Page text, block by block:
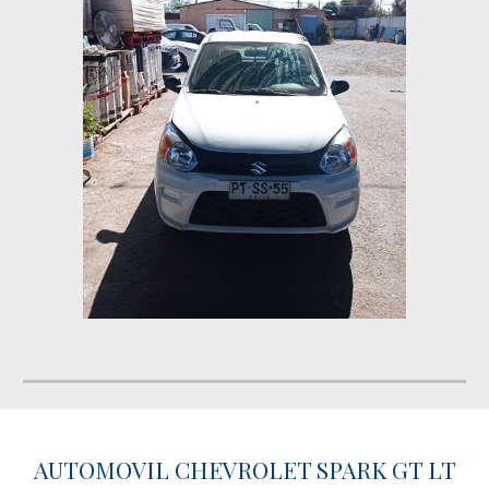
AUTOMOVIL CHEVROLET SPARK GT LT